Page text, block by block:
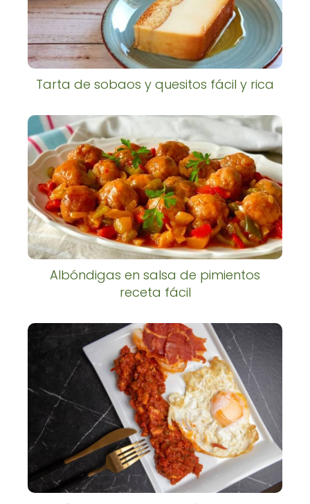
Tarta de sobaos y quesitos fácil y rica
Albóndigas en salsa de pimientos
receta fácil